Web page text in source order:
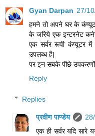
Gyan Darpan 27/
हमने तो अपने घर के
के जरिये एक इन्टरनेट
एक सर्वर रूपी कंप्यूटर
उपलब्ध है|
पर इन सबके पीछे उपकरणों
Reply
Replies
प्रवीण पाण्डेय
एक ही सर्वर यदि